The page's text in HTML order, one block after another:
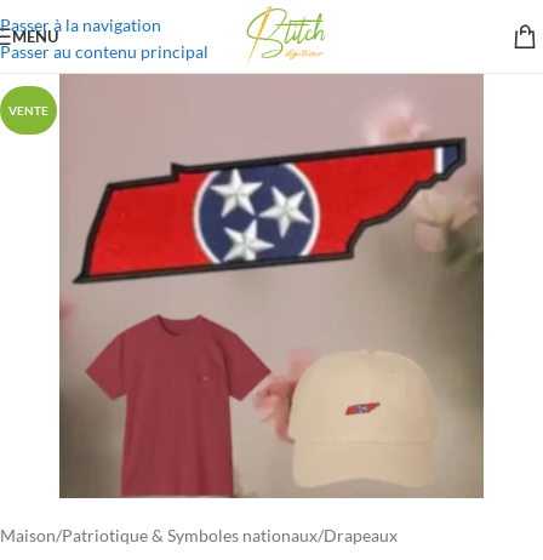
Passer à la navigation
Passer au contenu principal
MENU
VENTE
Maison/Patriotique & Symboles nationaux/Drapeaux